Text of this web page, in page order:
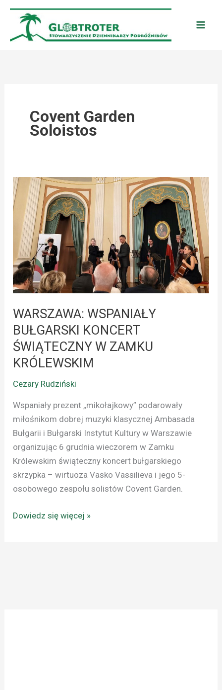
Przejdź
treści
Covent Garden
Soloistos
WARSZAWA: WSPANIAŁY
BUŁGARSKI KONCERT
ŚWIĄTECZNY W ZAMKU
KRÓLEWSKIM
Cezary Rudziński
Wspaniały prezent „mikołajkowy” podarowały
miłośnikom dobrej muzyki klasycznej Ambasada
Bułgarii i Bułgarski Instytut Kultury w Warszawie
organizując 6 grudnia wieczorem w Zamku
Królewskim świąteczny koncert bułgarskiego
skrzypka – wirtuoza Vasko Vassilieva i jego 5-
osobowego zespołu solistów Covent Garden.
WARSZAWA:
WSPANIAŁY
BUŁGARSKI
KONCERT
ŚWIĄTECZNY
W
ZAMKU
KRÓLEWSKIM
Dowiedz się więcej »